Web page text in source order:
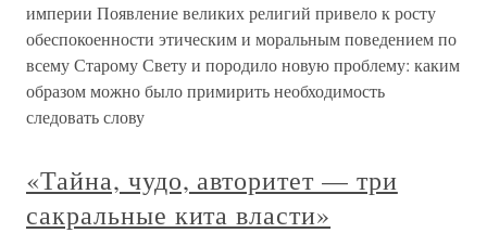
империи Появление великих религий привело к росту
обеспокоенности этическим и моральным поведением по
всему Старому Свету и породило новую проблему: каким
образом можно было примирить необходимость
следовать слову
«Тайна, чудо, авторитет — три
сакральные кита власти»